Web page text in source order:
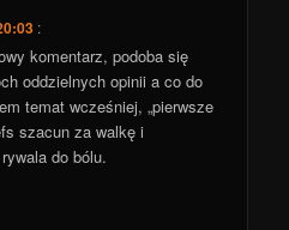
:
komentarz, podoba się
oddzielnych opinii a co do
temat wcześniej, „pierwsze
szacun za walkę i
do bólu.